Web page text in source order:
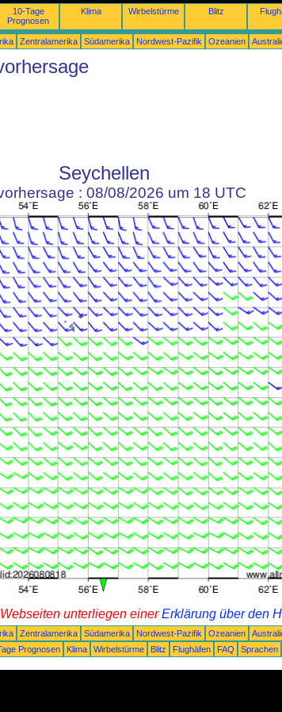
10-Tage
Prognosen
Klima Wirbelstürme Blitz
Zentralamerika Südamerika Nordwest-Pazifik Ozeanien
Seychellen
: 08/08/2026 um 18 UTC
unterliegen einerErklärung über den
Zentralamerika Südamerika Nordwest-Pazifik Ozeanien
Prognosen Klima Wirbelstürme Blitz Flughäfen FAQ Sprachen